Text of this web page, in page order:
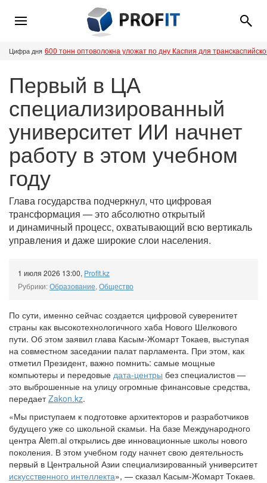
Цифра дня 600 тонн оптоволокна уложат по дну Каспия для
Первый в ЦА
специализированный
университет ИИ начнет
работу в этом учебном
году
Глава государства подчеркнул, что цифровая
трансформация — это абсолютно открытый
и динамичный процесс, охватывающий всю вертикаль
управления и даже широкие слои населения.
1 июля 2026 13:00, Profit.kz
Рубрики:Образование, Общество
По сути, именно сейчас создается цифровой суверенитет
страны как высокотехнологичного хаба Нового Шелкового
пути. Об этом заявил глава Касым-Жомарт Токаев, выступая
на совместном заседании палат парламента. При этом, как
отметил Президент, важно помнить: самые мощные
компьютеры и передовые дата-центры без специалистов —
это выброшенные на улицу огромные финансовые средства,
передаетZakon.kz.
«Мы приступаем к подготовке архитекторов и разработчиков
будущего уже со школьной скамьи. На базе Международного
центра Alem.ai открылись две инновационные школы нового
поколения. В этом учебном году начнет свою деятельность
первый в Центральной Азии специализированный университет
искусственного интеллекта», — сказал Касым-Жомарт Токаев.